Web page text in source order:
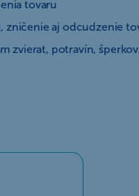
tovaru
zničenie aj odcudzenie
zvierat, potravín,